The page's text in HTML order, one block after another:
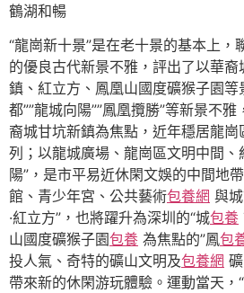
鶴湖和暢
“龍崗新十景”是在老十景的基本上，
的優良古代新景不雅，評出了以華裔
鎮、紅立方、鳳凰山國度礦猴子園等
都””龍城向陽””鳳凰攬勝”等新景不
裔城甘坑新鎮為焦點，近年穩居龍崗
列；以龍城廣場、龍崗區文明中間、
陽”，是市平易近休閑文娛的中間地
館、青少年宮、公共藝術包養網 與
·紅立方”，也將躍升為深圳的“城包養
山國度礦猴子園包養 為焦點的”鳳包
投人氣、奇特的礦山文明及包養網
帶來新的休閑游玩體驗。運動當天，